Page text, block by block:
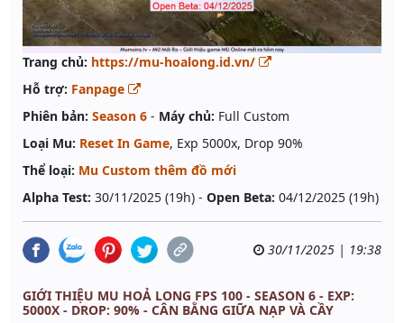
Trang chủ: https://mu-hoalong.id.vn/
Hỗ trợ: Fanpage
Phiên bản: Season 6 - Máy chủ: Full Custom
Loại Mu: Reset In Game, Exp 5000x, Drop 90%
Thể loại: Mu Custom thêm đồ mới
Alpha Test: 30/11/2025 (19h) - Open Beta: 04/12/2025 (19h)
30/11/2025 | 19:38
GIỚI THIỆU MU HOẢ LONG FPS 100 - SEASON 6 - EXP:
5000X - DROP: 90% - CÂN BẰNG GIỮA NẠP VÀ CẦY